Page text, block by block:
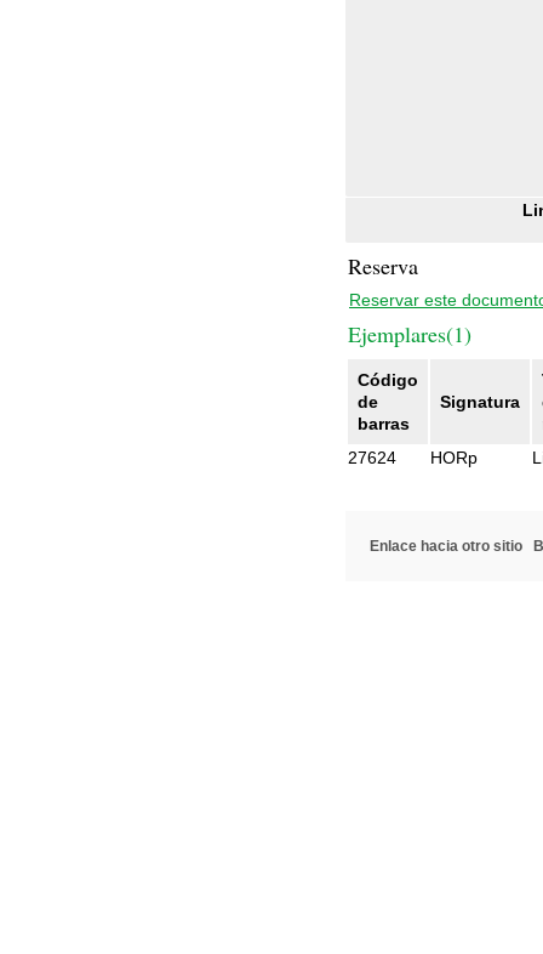
Reserva
Reservar este
Ejemplares(1)
Código
de
barras
Signatura
27624
HORp
Enlace hacia otro sitio